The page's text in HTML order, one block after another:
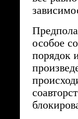
особое
порядок